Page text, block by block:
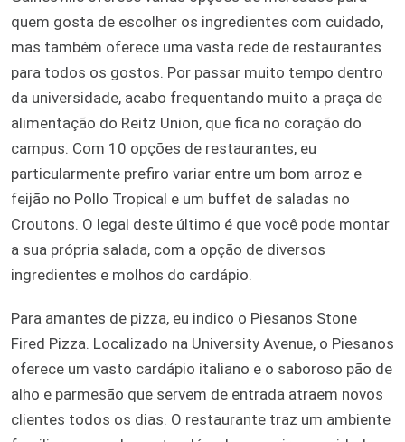
quem gosta de escolher os ingredientes com cuidado,
mas também oferece uma vasta rede de restaurantes
para todos os gostos. Por passar muito tempo dentro
da universidade, acabo frequentando muito a praça de
alimentação do Reitz Union, que fica no coração do
campus. Com 10 opções de restaurantes, eu
particularmente prefiro variar entre um bom arroz e
feijão no Pollo Tropical e um buffet de saladas no
Croutons. O legal deste último é que você pode montar
a sua própria salada, com a opção de diversos
ingredientes e molhos do cardápio.
Para amantes de pizza, eu indico o Piesanos Stone
Fired Pizza. Localizado na University Avenue, o Piesanos
oferece um vasto cardápio italiano e o saboroso pão de
alho e parmesão que servem de entrada atraem novos
clientes todos os dias. O restaurante traz um ambiente